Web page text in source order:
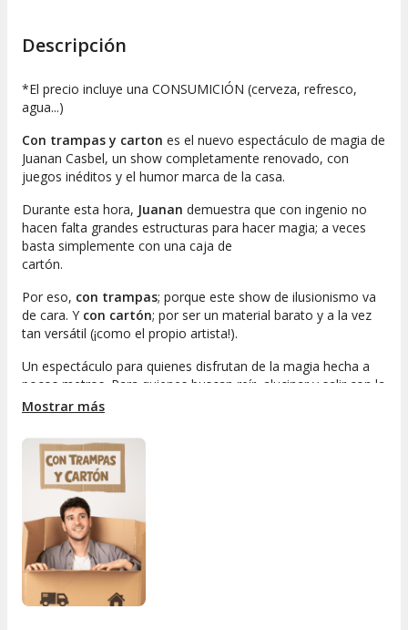
Descripción
*El precio incluye una CONSUMICIÓN (cerveza, refresco,
agua...)
Con trampas y carton es el nuevo espectáculo de magia de
Juanan Casbel, un show completamente renovado, con
juegos inéditos y el humor marca de la casa.
Durante esta hora, Juanan demuestra que con ingenio no
hacen falta grandes estructuras para hacer magia; a veces
basta simplemente con una caja de
cartón.
Por eso, con trampas; porque este show de ilusionismo va
de cara. Y con cartón; por ser un material barato y a la vez
tan versátil (¡como el propio artista!).
Un espectáculo para quienes disfrutan de la magia hecha a
pocos metros. Para quienes buscan reír, alucinar y salir con la
motivación de perseguir sus propios imposibles...
Mostrar más